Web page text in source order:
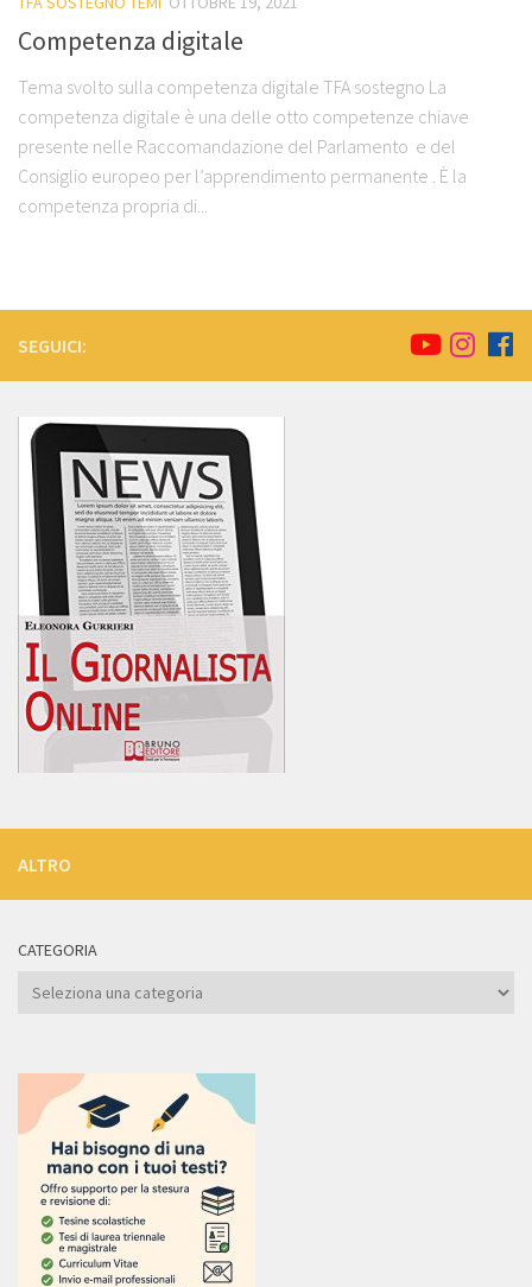
Competenza digitale
Tema svolto sulla competenza digitale TFA sostegno La
competenza digitale è una delle otto competenze chiave
presente nelle Raccomandazione del Parlamento e del
Consiglio europeo per l’apprendimento permanente . È la
competenza propria di...
SEGUICI:
ALTRO
CATEGORIA
Categoria